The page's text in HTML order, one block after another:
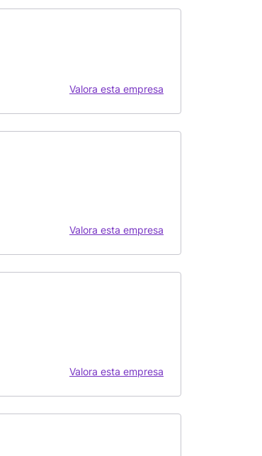
Valora esta empresa
Valora esta empresa
Valora esta empresa